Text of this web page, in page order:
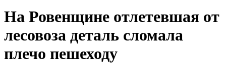
На Ровенщине отлетевшая от
лесовоза деталь сломала
плечо пешеходу